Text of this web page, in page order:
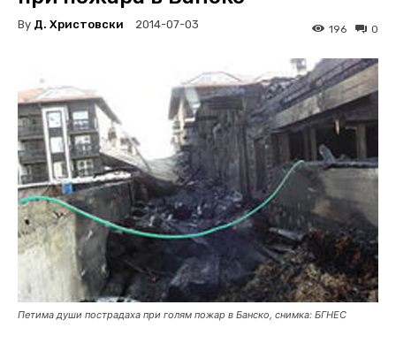
By Д. Христовски 2014-07-03 0
196
Петима души пострадаха при голям пожар в Банско, снимка: БГНЕС